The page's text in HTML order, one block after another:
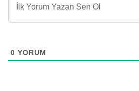
0 YORUM